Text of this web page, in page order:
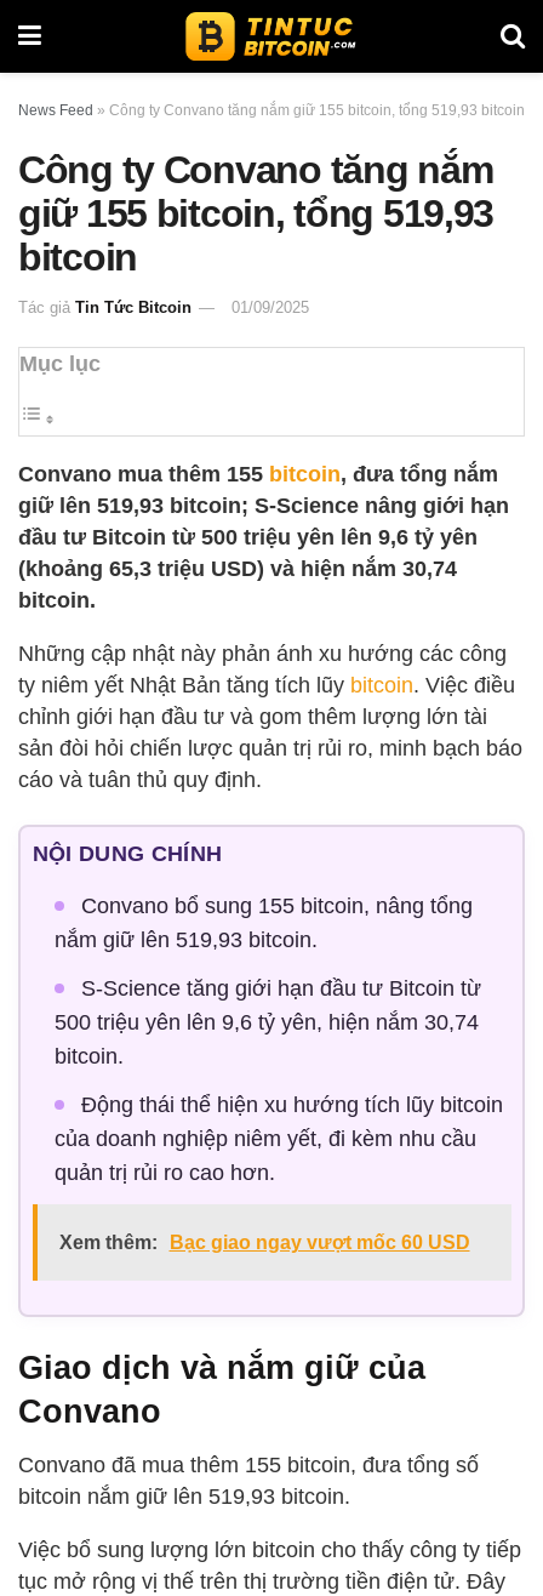
News Feed » Công ty Convano tăng nắm giữ 155 bitcoin, tổng 519,93 bitcoin
Công ty Convano tăng nắm
giữ 155 bitcoin, tổng 519,93
bitcoin
Tác giả Tin Tức Bitcoin 01/09/2025
Mục lục
Convano mua thêm 155 bitcoin, đưa tổng nắm
giữ lên 519,93 bitcoin; S-Science nâng giới hạn
đầu tư Bitcoin từ 500 triệu yên lên 9,6 tỷ yên
(khoảng 65,3 triệu USD) và hiện nắm 30,74
bitcoin.
Những cập nhật này phản ánh xu hướng các công
ty niêm yết Nhật Bản tăng tích lũy bitcoin. Việc điều
chỉnh giới hạn đầu tư và gom thêm lượng lớn tài
sản đòi hỏi chiến lược quản trị rủi ro, minh bạch báo
cáo và tuân thủ quy định.
NỘI DUNG CHÍNH
Convano bổ sung 155 bitcoin, nâng tổng
nắm giữ lên 519,93 bitcoin.
S-Science tăng giới hạn đầu tư Bitcoin từ
500 triệu yên lên 9,6 tỷ yên, hiện nắm 30,74
bitcoin.
Động thái thể hiện xu hướng tích lũy bitcoin
của doanh nghiệp niêm yết, đi kèm nhu cầu
quản trị rủi ro cao hơn.
Xem thêm: Bạc giao ngay vượt mốc 60 USD
Giao dịch và nắm giữ của
Convano
Convano đã mua thêm 155 bitcoin, đưa tổng số
bitcoin nắm giữ lên 519,93 bitcoin.
Việc bổ sung lượng lớn bitcoin cho thấy công ty tiếp
tục mở rộng vị thế trên thị trường tiền điện tử. Đây